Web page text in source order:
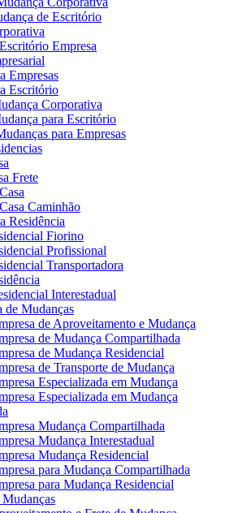
de Escritório
Empresa
Empresas
Escritório
Corporativa
para Escritório
para Empresas
Frete
Caminhão
Residência
Fiorino
Profissional
Transportadora
Interestadual
de Mudanças
de Aproveitamento e Mudança
de Mudança Compartilhada
de Mudança Residencial
de Transporte de Mudança
Especializada em Mudança
Especializada em Mudança
Mudança Compartilhada
Mudança Interestadual
Mudança Residencial
para Mudança Compartilhada
para Mudança Residencial